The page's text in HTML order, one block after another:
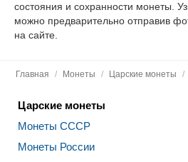
состояния и сохранности монеты.
можно предварительно отправив
на сайте.
Главная / Монеты / Царские монеты /
Царские монеты
Монеты СССР
Монеты России